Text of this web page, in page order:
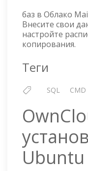
баз в Облако
Внесите свои
настройте
копирования.
Теги
SQL CMD
Ubuntu